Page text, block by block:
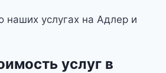
наших услугах на Адлер и
услуг в